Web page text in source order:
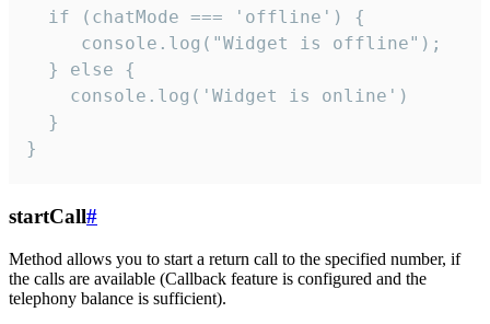
  if (chatMode === 'offline') {
     console.log("Widget is offline");
  } else {
    console.log('Widget is online')
  }
}
startCall#
Method allows you to start a return call to the specified number, if
the calls are available (Callback feature is configured and the
telephony balance is sufficient).